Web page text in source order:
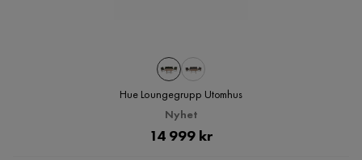
Hue Loungegrupp Utomhus
Nyhet
Pris
14 999 kr